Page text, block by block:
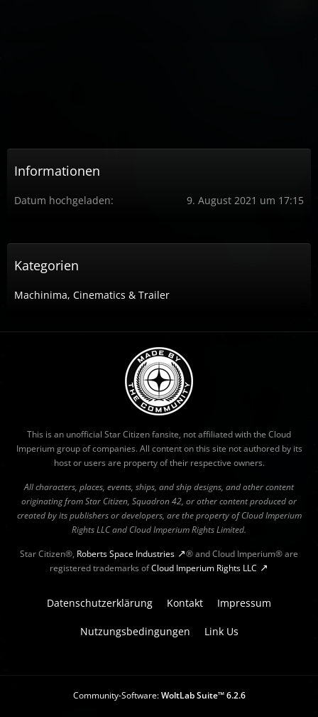
Informationen
Datum hochgeladen 9. August 2021 um 17:15
Kategorien
Machinima, Cinematics & Trailer
This is an unofficial Star Citizen fansite, not affiliated with the Cloud
Imperium group of companies. All content on this site not authored by its
host or users are property of their respective owners.
All characters, places, events, ships, and ship designs, and other content
originating from Star Citizen, Squadron 42, or other content produced or
created by its publishers or developers, are the property of Cloud Imperium
Rights LLC and Cloud Imperium Rights Limited.
Star Citizen®, Roberts Space Industries
® and Cloud Imperium® are
registered trademarks ofCloud Imperium Rights LLC
Datenschutzerklärung Kontakt Impressum
Nutzungsbedingungen Link Us
Community-Software:WoltLab Suite™ 6.2.6